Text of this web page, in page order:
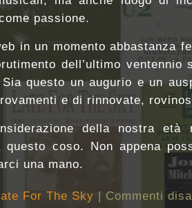
passione.
in un momento abbastanza
dell’ultimo ventennio
questo un augurio e un
e di rinnovate,
della nostra età
questo coso. Non appena
una mano.
For The Sky | Commenti